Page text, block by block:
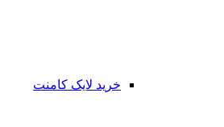
خرید لایک کامنت